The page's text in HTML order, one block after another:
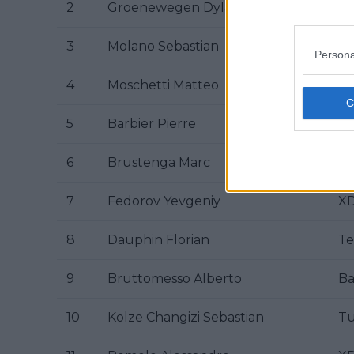
2 Groenewegen Dylan
3 Molano Sebastian
4 Moschetti Matteo
5 Barbier Pierre
6 Brustenga Marc
7 Fedorov Yevgeniy
8 Dauphin Florian
9 Bruttomesso Alberto
10 Kolze Changizi Sebastian